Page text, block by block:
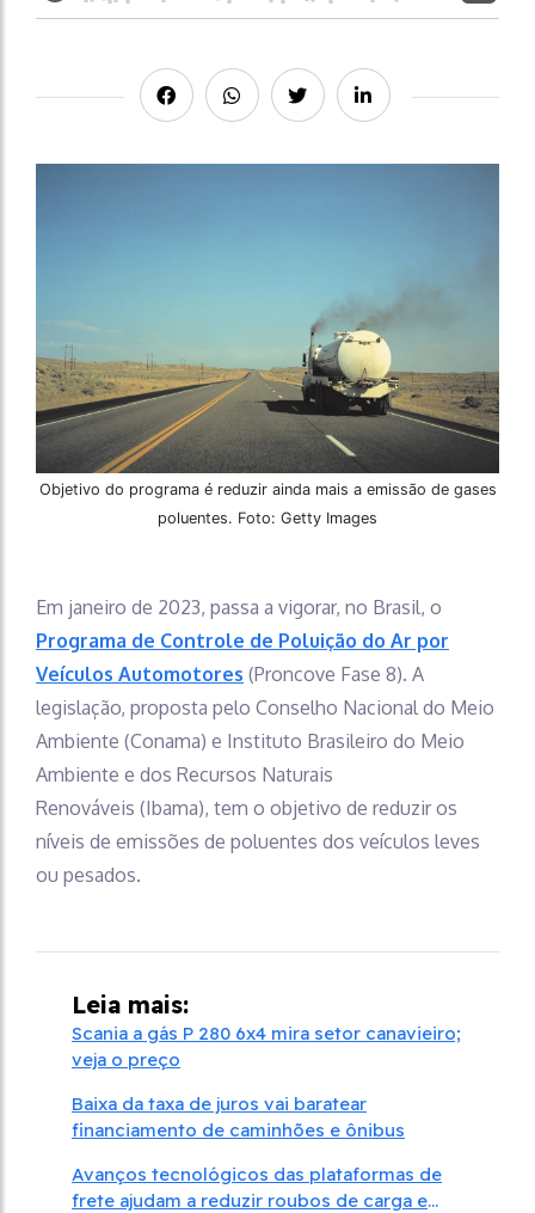
Objetivo do programa é reduzir ainda mais a emissão de gases
poluentes. Foto: Getty Images
Em janeiro de 2023, passa a vigorar, no Brasil, o
Programa de Controle de Poluição do Ar por
Veículos Automotores (Proncove Fase 8). A
legislação, proposta pelo Conselho Nacional do Meio
Ambiente (Conama) e Instituto Brasileiro do Meio
Ambiente e dos Recursos Naturais
Renováveis (Ibama), tem o objetivo de reduzir os
níveis de emissões de poluentes dos veículos leves
ou pesados.
Leia mais:
Scania a gás P 280 6x4 mira setor canavieiro;
veja o preço
Baixa da taxa de juros vai baratear
financiamento de caminhões e ônibus
Avanços tecnológicos das plataformas de
frete ajudam a reduzir roubos de carga e